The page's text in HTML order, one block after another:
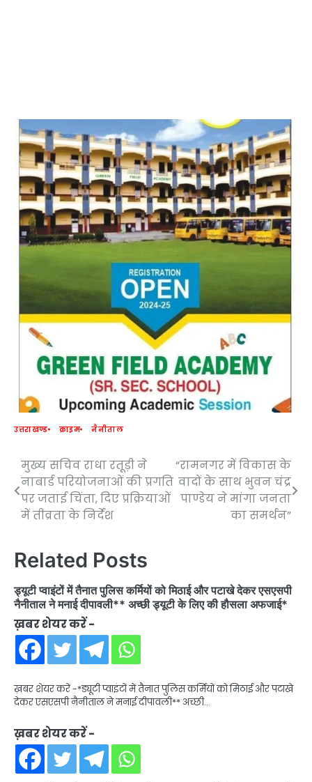
उत्तराखण्ड क्राइम नैनीताल
Post
navigation
मुख्य सचिव राधा रतूड़ी ने
नाबार्ड परियोजनाओं की प्रगति
पर जताई चिंता, दिए प्रक्रियाओं
में तीव्रता के निर्देश
“रामनगर में विकास के
वादों के साथ भुवन चंद्र
पाण्डेय ने मांगा जनता
का समर्थन”
Related Posts
ड्यूटी प्वाइंटों में तैनात पुलिस कर्मियों को मिठाई और पटाखे देकर एसएसपी
नैनीताल ने मनाई दीपावली** अच्छी ड्यूटी के लिए की हौसला अफजाई*
ख़बर शेयर करें -
ख़बर शेयर करें -*ड्यूटी प्वाइंटों में तैनात पुलिस कर्मियों को मिठाई और पटाखे
देकर एसएसपी नैनीताल ने मनाई दीपावली** अच्छी…
ख़बर शेयर करें -